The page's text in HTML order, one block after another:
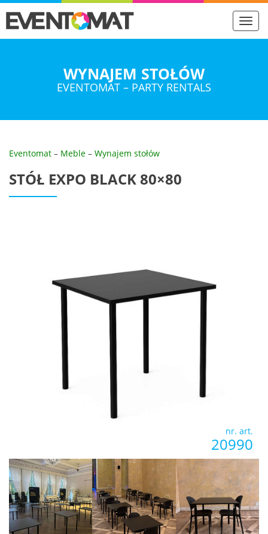
WYNAJEM STOŁÓW
EVENTOMAT – PARTY RENTALS
Eventomat – Meble – Wynajem stołów
STÓŁ EXPO BLACK 80×80
nr. art.
20990